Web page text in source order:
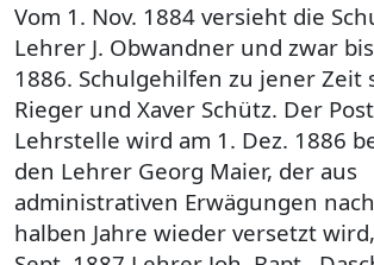
Vom 1. Nov. 1884 versieht die
Lehrer J. Obwandner und zwar
1886. Schulgehilfen zu jener Zeit
Rieger und Xaver Schütz. Der
Lehrstelle wird am 1. Dez. 1886
den Lehrer Georg Maier, der aus
administrativen Erwägungen
halben Jahre wieder versetzt